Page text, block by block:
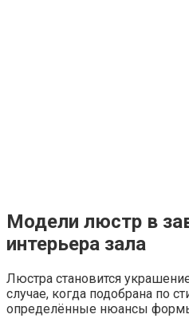
Модели люстр в
интерьера зала
Люстра становится
случае, когда подобрана по
определённые нюансы